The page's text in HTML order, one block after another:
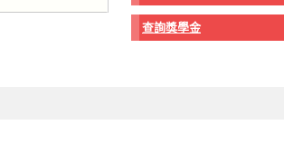
查詢獎學金